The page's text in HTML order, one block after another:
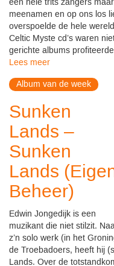
een hele trits zangers
meenamen en op ons los
overspoelde de hele
Celtic Myste cd’s waren
gerichte albums
Lees meer
Album van de week
Sunken
Lands –
Sunken
Lands
Beheer)
Edwin Jongedijk is een
muzikant die niet stilzit.
z’n solo werk (in het
de Troebadoers, heeft hij
Lands. Over de